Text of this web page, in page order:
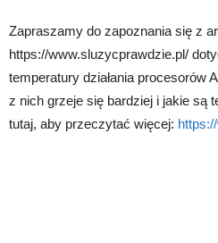
Zapraszamy do zapoznania się z
https://www.sluzycprawdzie.pl/
temperatury działania procesorów
z nich grzeje się bardziej i jakie są
tutaj, aby przeczytać więcej: